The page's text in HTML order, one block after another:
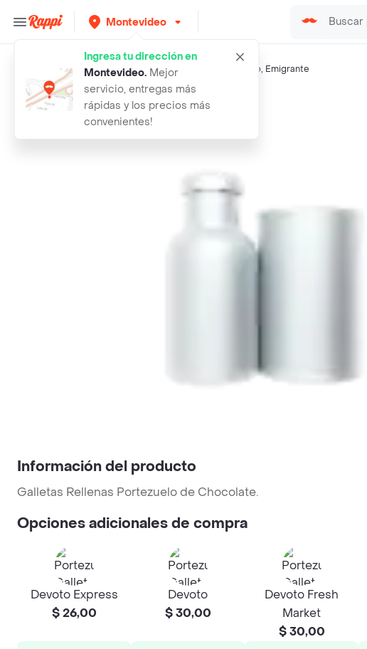
Montevideo
Ingresa tu dirección en
Montevideo. Mejor
servicio, entregas más
rápidas y los precios más
convenientes!
Búsquedas relacionadas:Galletas,Lulu Portezuelo, Emigrante
Rappi portezuelo galleta rellenas de choc
Información del producto
Galletas Rellenas Portezuelo de Chocolate.
Opciones adicionales de compra
Devoto Express
$ 26,00
Devoto
$ 30,00
Devoto Fresh
Market
$ 30,00